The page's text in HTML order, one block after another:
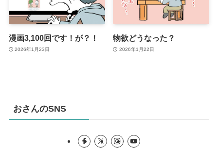
漫画3,100回です！が？！
2026年1月23日
物欲どうなった？
2026年1月22日
おさんのSNS